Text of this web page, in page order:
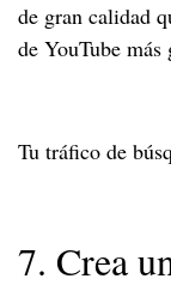
de gran calidad
de YouTube más
Tu tráfico de
7. Crea